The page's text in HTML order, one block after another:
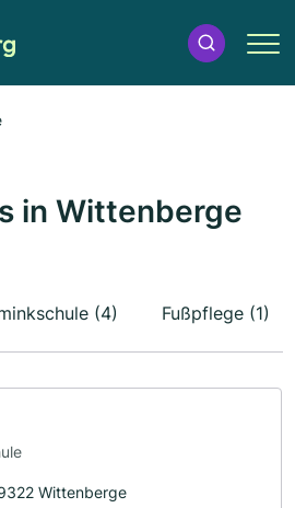
in Wittenberge
(4) Fußpflege (1)
Wittenberge